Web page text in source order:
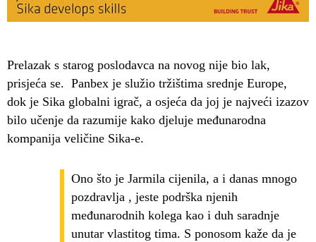
Prelazak s starog poslodavca na novog nije bio lak,
prisjeća se. Panbex je služio tržištima srednje Europe,
dok je Sika globalni igrač, a osjeća da joj je najveći izazov
bilo učenje da razumije kako djeluje međunarodna
kompanija veličine Sika-e.
Ono što je Jarmila cijenila, a i danas mnogo
pozdravlja , jeste podrška njenih
međunarodnih kolega kao i duh saradnje
unutar vlastitog tima. S ponosom kaže da je